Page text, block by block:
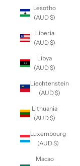
Lesotho
(AUD $)
Liberia
(AUD $)
Libya
(AUD $)
Liechtenstein
(AUD $)
Lithuania
(AUD $)
Luxembourg
(AUD $)
Macao